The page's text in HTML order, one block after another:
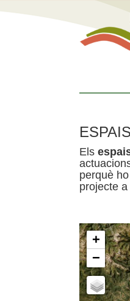
Els
perquè
projecte
+
−